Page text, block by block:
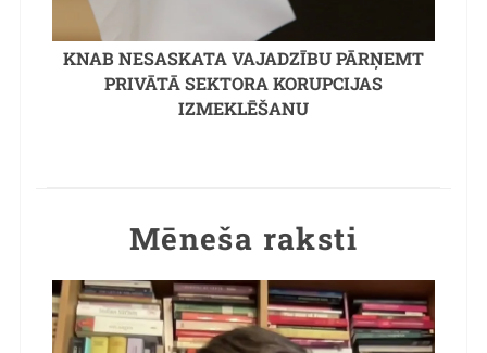
KNAB NESASKATA VAJADZĪBU PĀRŅEMT
PRIVĀTĀ SEKTORA KORUPCIJAS
IZMEKLĒŠANU
Mēneša raksti